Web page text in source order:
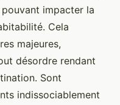
impacter la
Cela
majeures,
désordre rendant
Sont
indissociablement